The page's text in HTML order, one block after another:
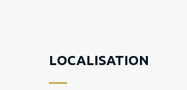
LOCALISATION